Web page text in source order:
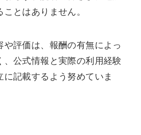
とはありません。
や評価は、報酬の有無によっ
、公式情報と実際の利用経験
に記載するよう努めていま